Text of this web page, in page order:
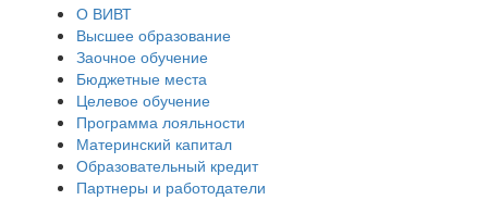
О ВИВТ
Высшее образование
Заочное обучение
Бюджетные места
Целевое обучение
Программа лояльности
Материнский капитал
Образовательный кредит
Партнеры и работодатели